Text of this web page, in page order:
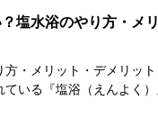
塩水浴のやり方・メ
・メリット・デメリッ
いる『塩浴（えんよく